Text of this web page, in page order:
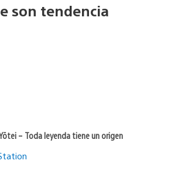
son tendencia
– Toda leyenda tiene un origen